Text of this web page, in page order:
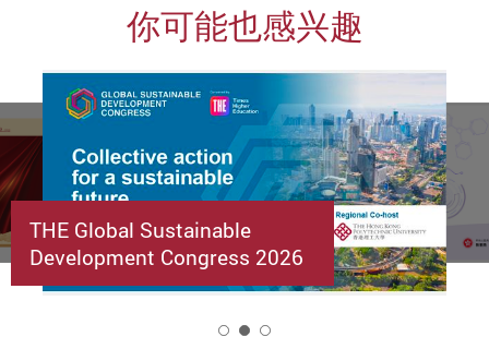
你可能也感兴趣
THE Global Sustainable
Development Congress 2026